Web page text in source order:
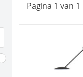
Pagina 1 van 1